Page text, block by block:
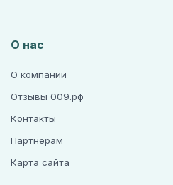
О нас
О компании
Отзывы 009.рф
Контакты
Партнёрам
Карта сайта